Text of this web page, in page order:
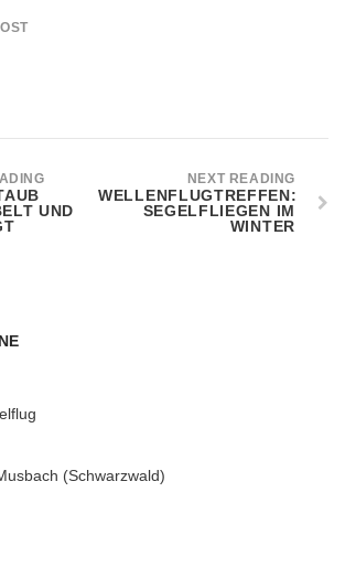
UND
NEXT READING
WELLENFLUGTREFFEN:
SEGELFLIEGEN IM
WINTER
(Schwarzwald)